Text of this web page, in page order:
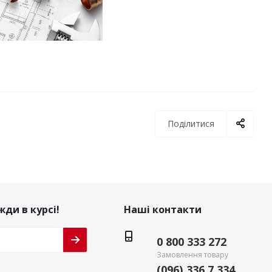
Поділитися
в курсі! Наші контакти
0 800 333 272
Замовлення товару